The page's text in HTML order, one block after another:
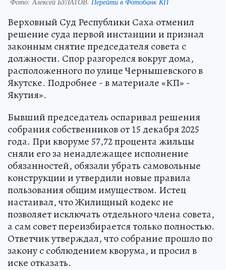
Верховный Суд Республики Саха отменил
решение суда первой инстанции и признал
законным снятие председателя совета с
должности. Спор разгорелся вокруг дома,
расположенного по улице Чернышевского в
Якутске. Подробнее - в материале «КП» -
Якутия».
Бывший председатель оспаривал решения
собрания собственников от 15 декабря 2025
года. При кворуме 57,72 процента жильцы
сняли его за ненадлежащее исполнение
обязанностей, обязали убрать самовольные
конструкции и утвердили новые правила
пользования общим имуществом. Истец
настаивал, что Жилищный кодекс не
позволяет исключать отдельного члена совета,
а сам совет переизбирается только полностью.
Ответчик утверждал, что собрание прошло по
закону с соблюдением кворума, и просил в
иске отказать.